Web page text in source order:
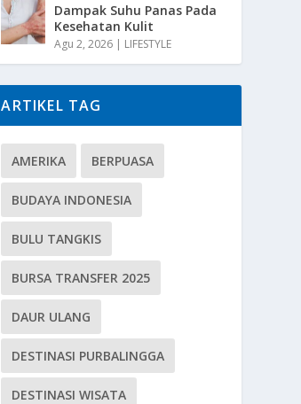
Dampak Suhu Panas Pada
Kesehatan Kulit
Agu 2, 2026 | LIFESTYLE
ARTIKEL TAG
AMERIKA BERPUASA
BUDAYA INDONESIA
BULU TANGKIS
BURSA TRANSFER 2025
DAUR ULANG
DESTINASI PURBALINGGA
DESTINASI WISATA